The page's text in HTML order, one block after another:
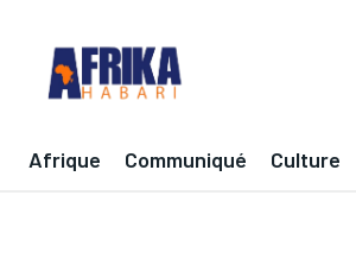
Afrique Communiqué Culture